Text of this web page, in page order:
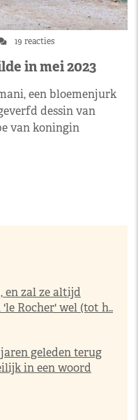
19 reacties
in mei 2023
een bloemenjurk
dessin van
van koningin
en zal ze altijd
Rocher' wel (tot h..
geleden terug
in een woord